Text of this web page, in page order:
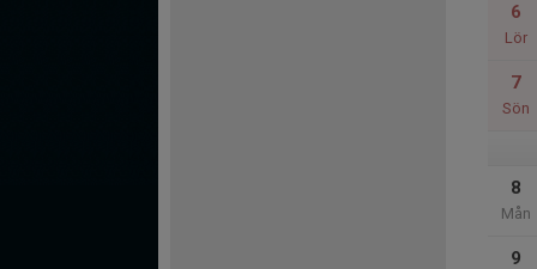
6
Lör
7
Sön
8
Mån
9